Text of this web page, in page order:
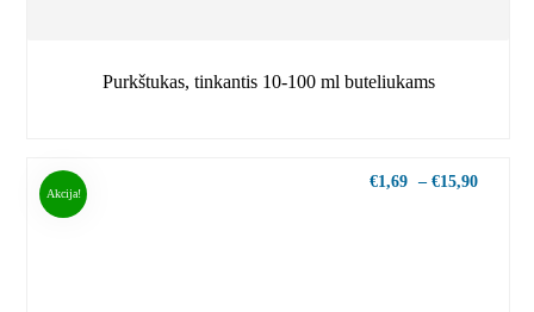
Purkštukas, tinkantis 10-100 ml buteliukams
Akcija!
€1,69 – €15,90